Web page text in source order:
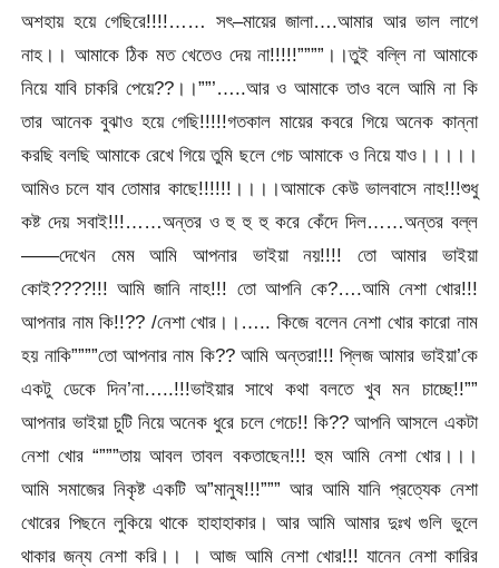
অশহায় হয়ে গেছিরে!!!!…… সৎ–মায়ের জালা….আমার আর ভাল লাগে
নাহ।। আমাকে ঠিক মত খেতেও দেয় না!!!!!””””।।তুই বল্লি না আমাকে
নিয়ে যাবি চাকরি পেয়ে??।।””’…..আর ও আমাকে তাও বলে আমি না কি
তার আনেক বুঝাও হয়ে গেছি!!!!!গতকাল মায়ের কবরে গিয়ে অনেক কান্না
করছি বলছি আমাকে রেখে গিয়ে তুমি ছলে গেচ আমাকে ও নিয়ে যাও।।।।।
আমিও চলে যাব তোমার কাছে!!!!!!।।।।আমাকে কেউ ভালবাসে নাহ!!!শুধু
কষ্ট দেয় সবাই!!!……অন্তর ও হু হু হু করে কেঁদে দিল……অন্তর বল্ল
——দেখেন মেম আমি আপনার ভাইয়া নয়!!!! তো আমার ভাইয়া
কোই????!!! আমি জানি নাহ!!! তো আপনি কে?….আমি নেশা খোর!!!
আপনার নাম কি!!?? /নেশা খোর।।….. কিজে বলেন নেশা খোর কারো নাম
হয় নাকি””””তো আপনার নাম কি?? আমি অন্তরা!!! প্লিজ আমার ভাইয়া’কে
একটু ডেকে দিন’না…..!!!ভাইয়ার সাথে কথা বলতে খুব মন চাচ্ছে!!””
আপনার ভাইয়া চুটি নিয়ে অনেক ধুরে চলে গেচে!! কি?? আপনি আসলে একটা
নেশা খোর “”””তায় আবল তাবল বকতাছেন!!! হুম আমি নেশা খোর।।।
আমি সমাজের নিকৃষ্ট একটি অ”মানুষ!!!””” আর আমি যানি প্রত্যেক নেশা
খোরের পিছনে লুকিয়ে থাকে হাহাহাকার। আর আমি আমার দুঃখ গুলি ভুলে
থাকার জন্য নেশা করি।। । আজ আমি নেশা খোর!!! যানেন নেশা কারির